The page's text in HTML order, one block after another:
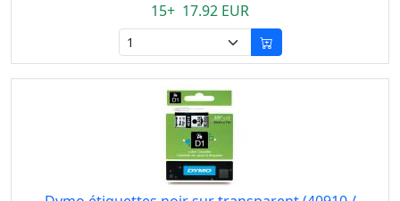
15+ 17.92 EUR